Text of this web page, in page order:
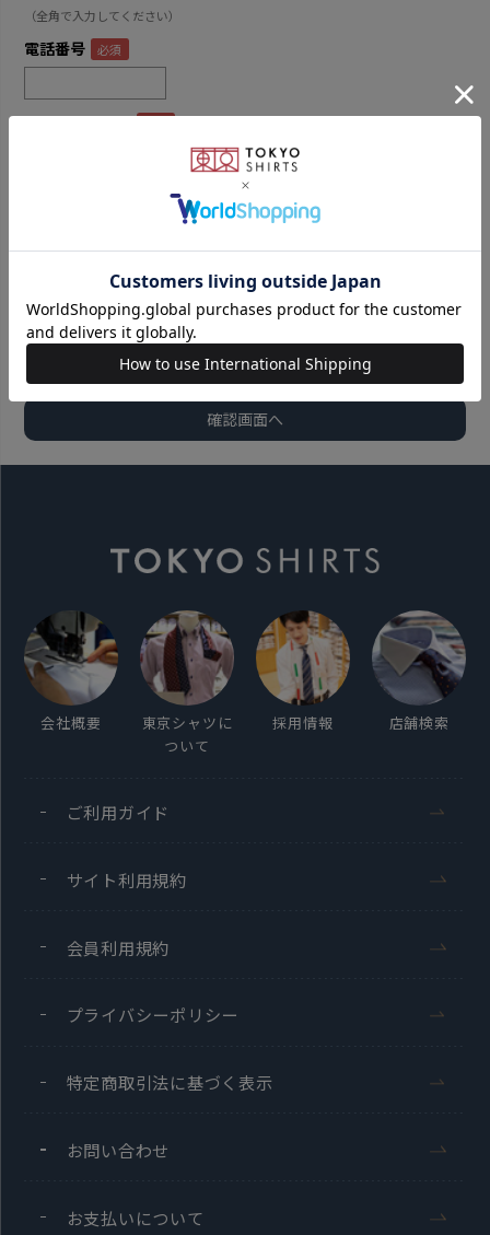
（全角で入力してください）
電話番号
メールアドレス
会社概要
東京シャツに
ついて
採用情報 店舗検索
ご利用ガイド
サイト利用規約
会員利用規約
プライバシーポリシー
特定商取引法に基づく表示
お問い合わせ
お支払いについて